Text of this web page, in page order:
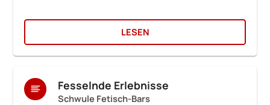
LESEN
Fesselnde Erlebnisse
Schwule Fetisch-Bars